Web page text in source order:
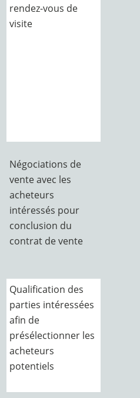
rendez-vous de
visite
Négociations de
vente avec les
acheteurs
intéressés pour
conclusion du
contrat de vente
Qualification des
parties intéressées
afin de
présélectionner les
acheteurs
potentiels